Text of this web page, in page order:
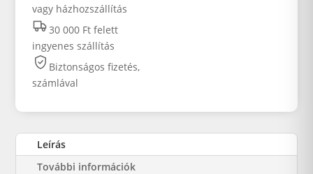
vagy házhozszállítás
30 000 Ft felett
ingyenes szállítás
Biztonságos fizetés,
számlával
Leírás
További információk